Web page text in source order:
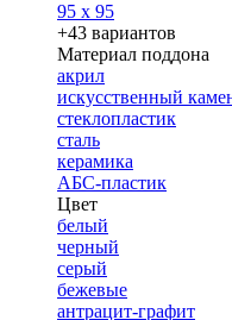
95 x 95
+43 вариантов
Материал поддона
акрил
искусственный
стеклопластик
сталь
керамика
АБС-пластик
Цвет
белый
черный
серый
бежевые
антрацит-графит